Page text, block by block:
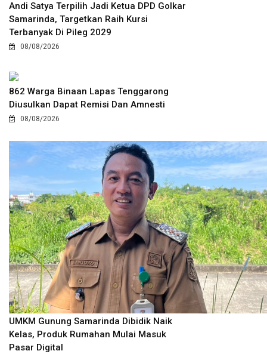
Andi Satya Terpilih Jadi Ketua DPD Golkar
Samarinda, Targetkan Raih Kursi
Terbanyak Di Pileg 2029
08/08/2026
862 Warga Binaan Lapas Tenggarong
Diusulkan Dapat Remisi Dan Amnesti
08/08/2026
UMKM Gunung Samarinda Dibidik Naik
Kelas, Produk Rumahan Mulai Masuk
Pasar Digital